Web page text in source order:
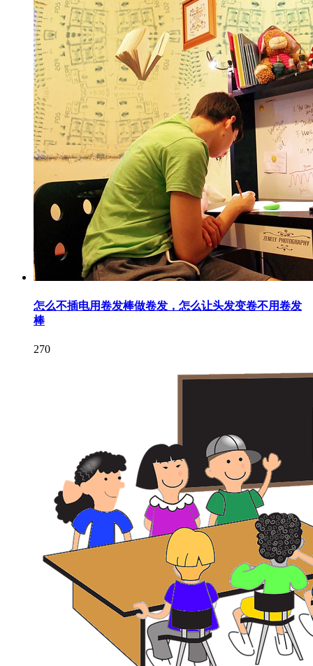
怎么不插电用卷发棒做卷发，怎么让头发变卷不用卷发
棒
270